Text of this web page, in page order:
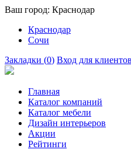
Ваш город: Краснодар
Краснодар
Сочи
Закладки (0) Вход для клиентов
Главная
Каталог компаний
Каталог мебели
Дизайн интерьеров
Акции
Рейтинги